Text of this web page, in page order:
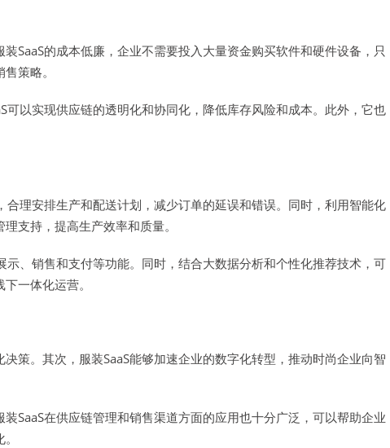
SaaS的成本低廉，企业不需要投入大量资金购买软件和硬件设备，只
策略。
以实现供应链的透明化和协同化，降低库存风险和成本。此外，它也
理安排生产和配送计划，减少订单的延误和错误。同时，利用智能化
支持，提高生产效率和质量。
、销售和支付等功能。同时，结合大数据分析和个性化推荐技术，可
一体化运营。
策。其次，服装SaaS能够加速企业的数字化转型，推动时尚企业向智
SaaS在供应链管理和销售渠道方面的应用也十分广泛，可以帮助企业